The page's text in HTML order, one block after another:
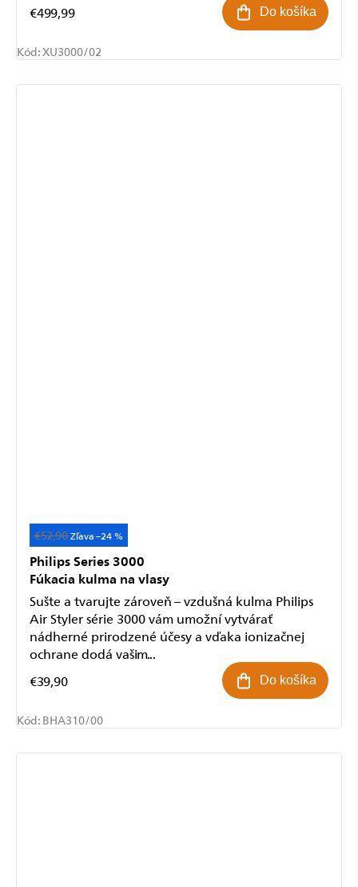
€499,99 Do košíka
Kód:XU3000/02
€52,90 –24 %
Philips Series 3000
Fúkacia kulma na vlasy
€39,90 Do košíka
Sušte a tvarujte zároveň – vzdušná kulma Philips
Air Styler série 3000 vám umožní vytvárať
nádherné prirodzené účesy a vďaka ionizačnej
ochrane dodá vašim...
Kód: BHA310/00